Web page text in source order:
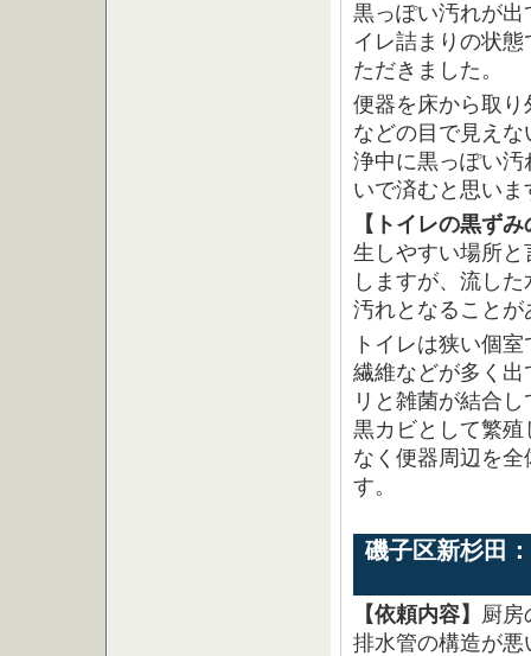
黒っぽい汚れが
イレ詰まりの状
ただきました。
便器を床から取
などの目で見え
浄中に黒っぽい
いで済むと思いま
【トイレの黒ず
生しやすい場所
しますが、流し
汚れとなることが
トイレは狭い個
繊維などが多く
リと雑菌が結合
黒カビとして繁
なく便器周辺を
す。
磯子区新杉田
【依頼内容】 厨房
排水管の構造が